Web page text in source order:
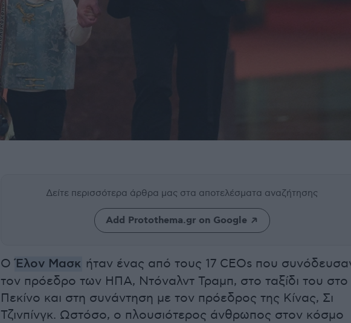
Δείτε περισσότερα άρθρα μας στα αποτελέσματα αναζήτησης
Add Protothema.gr on Google
ΟΈλον Μασκ ήταν ένας από τους 17 CEOs που
τον πρόεδρο των ΗΠΑ, Ντόναλντ Τραμπ, στο ταξίδι του στο
Πεκίνο και στη συνάντηση με τον πρόεδρος της Κίνας, Σι
Τζινπίνγκ. Ωστόσο, ο πλουσιότερος άνθρωπος στον κόσμο